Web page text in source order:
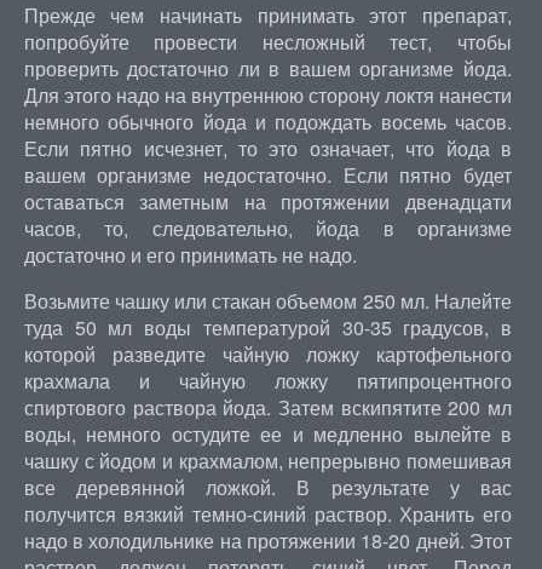
Прежде чем начинать принимать этот препарат,
попробуйте провести несложный тест, чтобы
проверить достаточно ли в вашем организме йода.
Для этого надо на внутреннюю сторону локтя нанести
немного обычного йода и подождать восемь часов.
Если пятно исчезнет, то это означает, что йода в
вашем организме недостаточно. Если пятно будет
оставаться заметным на протяжении двенадцати
часов, то, следовательно, йода в организме
достаточно и его принимать не надо.
Возьмите чашку или стакан объемом 250 мл. Налейте
туда 50 мл воды температурой 30-35 градусов, в
которой разведите чайную ложку картофельного
крахмала и чайную ложку пятипроцентного
спиртового раствора йода. Затем вскипятите 200 мл
воды, немного остудите ее и медленно вылейте в
чашку с йодом и крахмалом, непрерывно помешивая
все деревянной ложкой. В результате у вас
получится вязкий темно-синий раствор. Хранить его
надо в холодильнике на протяжении 18-20 дней. Этот